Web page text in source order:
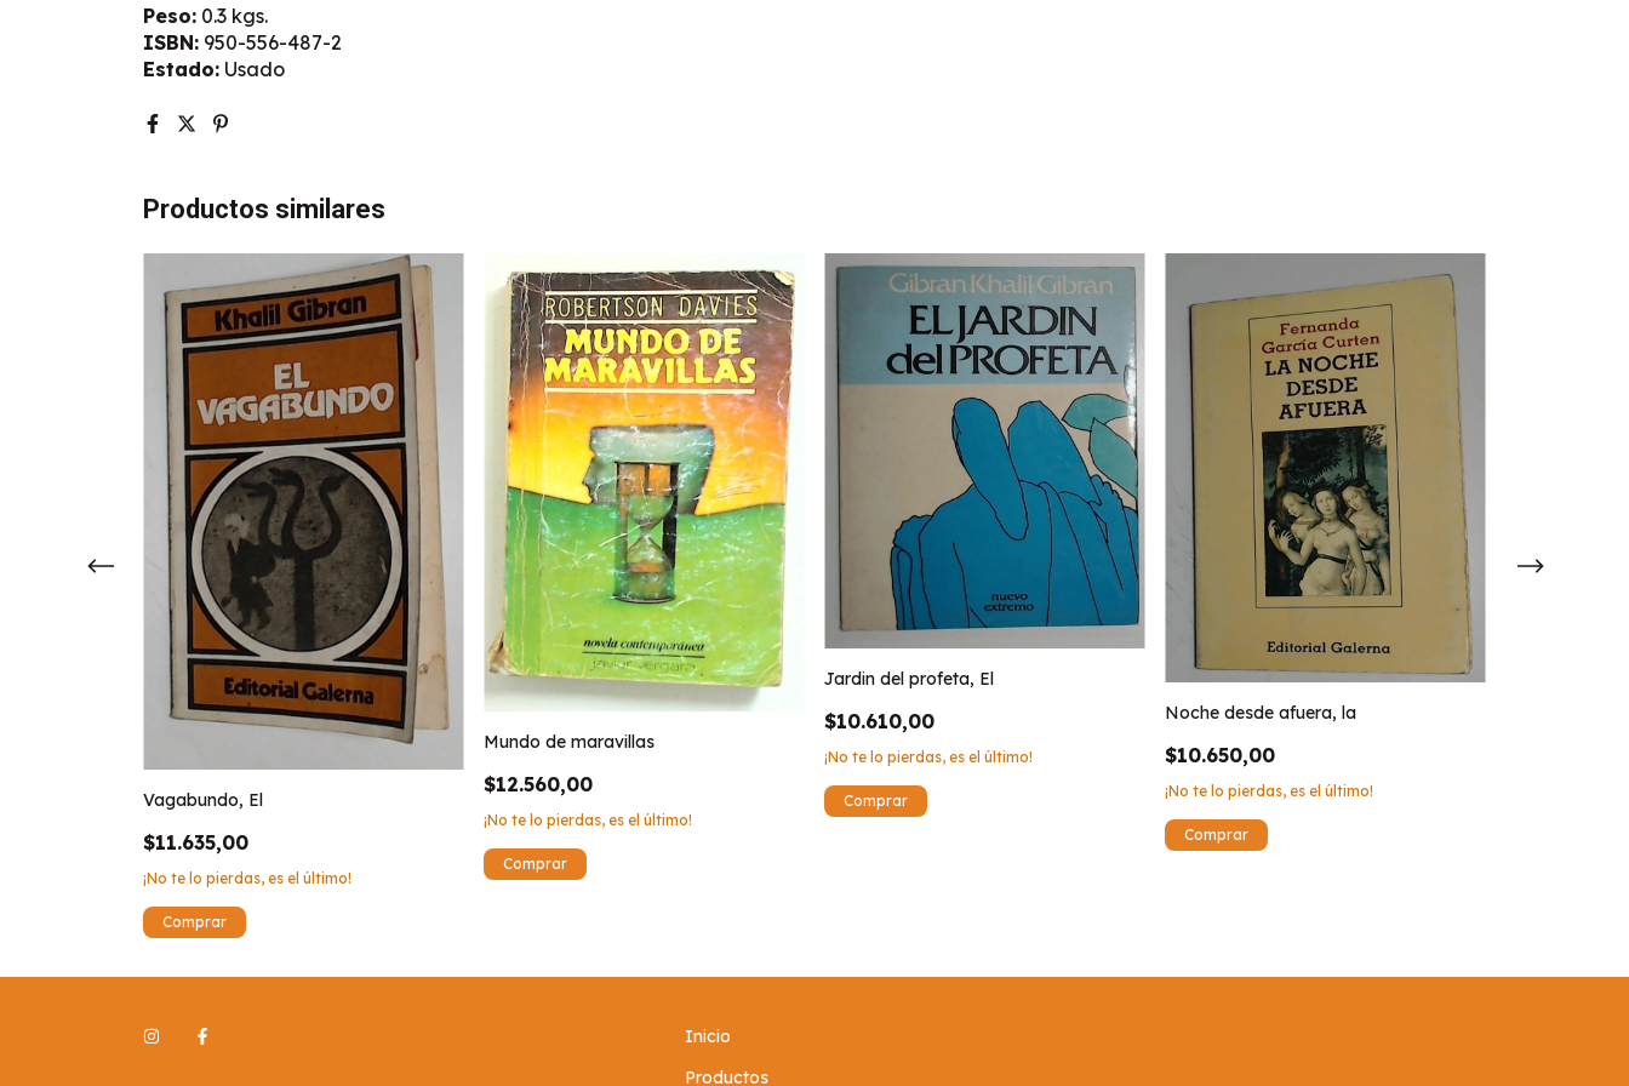
Peso: 0.3 kgs.
ISBN: 950-556-487-2
Estado: Usado
Productos similares
Vagabundo, El
$11.635,00
¡No te lo pierdas, es el último!
Mundo de maravillas
$12.560,00
¡No te lo pierdas, es el último!
Jardin del profeta, El
$10.610,00
¡No te lo pierdas, es el último!
Noche desde afuera, la
$10.650,00
¡No te lo pierdas, es el último!
Inicio
Productos